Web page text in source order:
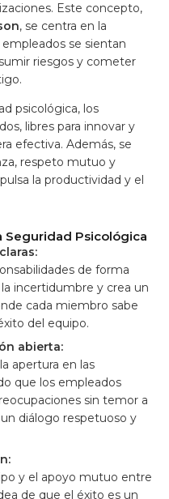
Este concepto,
, se centra en la
se sientan
riesgos y cometer
psicológica, los
libres para innovar y
efectiva. Además, se
respeto mutuo y
la productividad y el
Seguridad Psicológica
de forma
incertidumbre y crea un
cada miembro sabe
del equipo.
abierta:
apertura en las
que los empleados
sin temor a
diálogo respetuoso y
y el apoyo mutuo entre
de que el éxito es un